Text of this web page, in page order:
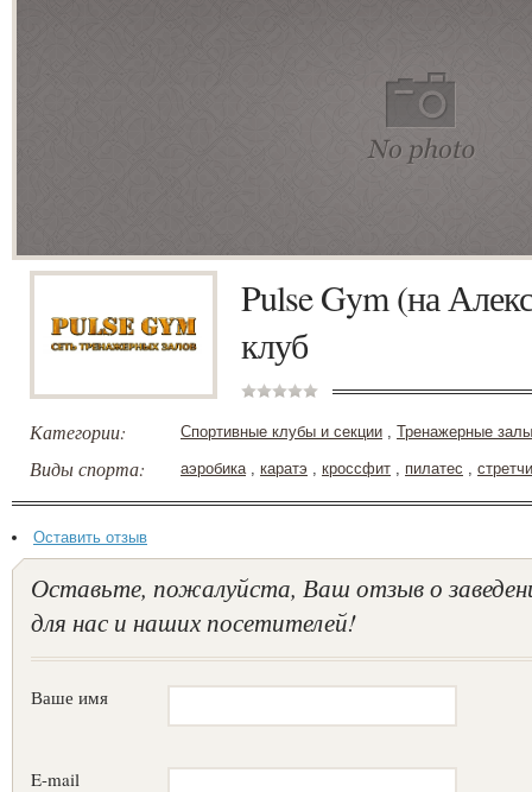
Pulse Gym (на
клуб
Категории: Спортивные клубы и секции , Тренажерные залы
Виды спорта: аэробика, каратэ , кроссфит , пилатес ,
Оставить отзыв
Оставьте, пожалуйста, Ваш отзыв о
для нас и наших посетителей!
Ваше имя
E-mail